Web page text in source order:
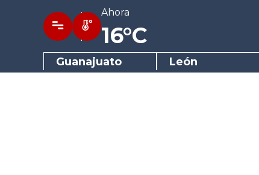
Ahora
16°C
Guanajuato León